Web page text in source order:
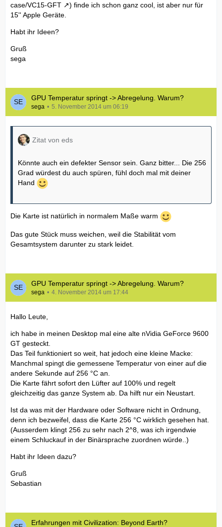
case/VC15-GFT
) finde ich schon ganz cool, ist aber nur für
15'' Apple Geräte.
Habt ihr Ideen?
Gruß
sega
GPU Temperatur springt -> Abregelung. Warum?
sega 5. November 2014 um 06:19
Zitat von eds
Könnte auch ein defekter Sensor sein. Ganz bitter... Die 256
Grad würdest du auch spüren, fühl doch mal mit deiner
Hand
Die Karte ist natürlich in normalem Maße warm
Das gute Stück muss weichen, weil die Stabilität vom
Gesamtsystem darunter zu stark leidet.
GPU Temperatur springt -> Abregelung. Warum?
sega 4. November 2014 um 17:44
Hallo Leute,
ich habe in meinen Desktop mal eine alte nVidia GeForce 9600
GT gesteckt.
Das Teil funktioniert so weit, hat jedoch eine kleine Macke:
Manchmal spingt die gemessene Temperatur von einer auf die
andere Sekunde auf 256 °C an.
Die Karte fährt sofort den Lüfter auf 100% und regelt
gleichzeitig das ganze System ab. Da hilft nur ein Neustart.
Ist da was mit der Hardware oder Software nicht in Ordnung,
denn ich bezweifel, dass die Karte 256 °C wirklich gesehen hat.
(Ausserdem klingt 256 zu sehr nach 2^8, was ich irgendwie
einem Schluckauf in der Binärsprache zuordnen würde..)
Habt ihr Ideen dazu?
Gruß
Sebastian
Erfahrungen mit Civilization: Beyond Earth?